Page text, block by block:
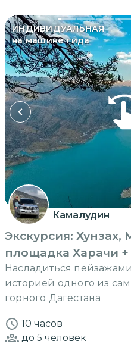
ИНДИВИДУАЛЬНАЯ
на машине гида
Камалудин
Экскурсия: Хунзах,
площадка Харачи +
Насладиться
историей одного из
горного Дагестана
10 часов
до 5 человек